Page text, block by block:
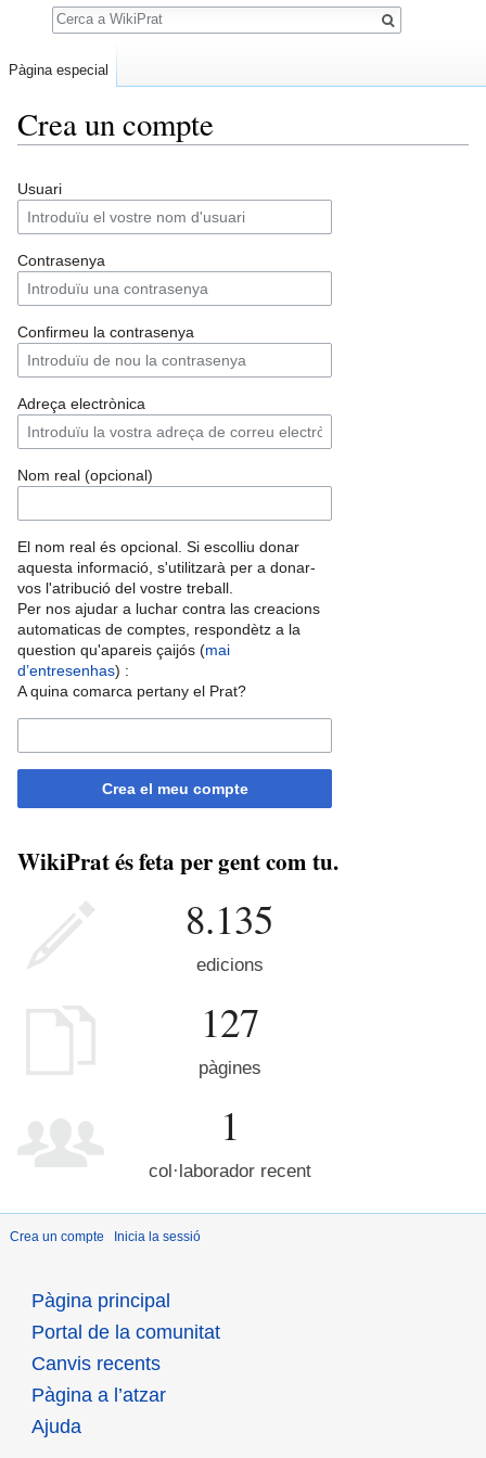
Crea un compte
to
navigation
to
search
Usuari
Contrasenya
Confirmeu la contrasenya
Adreça electrònica
Nom real (opcional)
El nom real és opcional. Si escolliu donar
aquesta informació, s'utilitzarà per a donar-
vos l'atribució del vostre treball.
Per nos ajudar a luchar contra las creacions
automaticas de comptes, respondètz a la
question qu'apareis çaijós (mai
d’entresenhas) :
A quina comarca pertany el Prat?
Crea el meu compte
WikiPrat és feta per gent com tu.
8.135
edicions
127
pàgines
1
col·laborador recent
Crea un compte Inicia la sessió
Pàgina especial
Cerca
Pàgina principal
Portal de la comunitat
Canvis recents
Pàgina a l’atzar
Ajuda